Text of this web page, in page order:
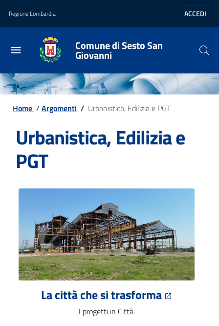
Vai al contenuto principale
Vai al footer
Regione Lombardia ACCEDI
Comune di Sesto San
Giovanni
Home / Argomenti / Urbanistica, Edilizia e PGT
Urbanistica, Edilizia e
PGT
La città che si trasforma
I progetti in Città.